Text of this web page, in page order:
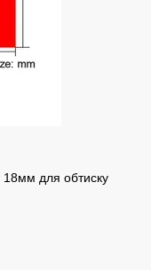
18мм для обтиску